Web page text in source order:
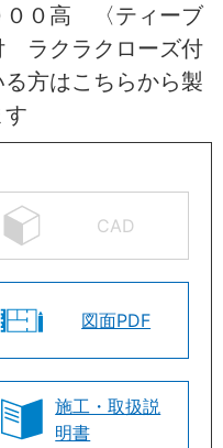
０高 〈ティーブ
クラクローズ付
方はこちらから製
CAD
図面PDF
施工・取扱説
明書